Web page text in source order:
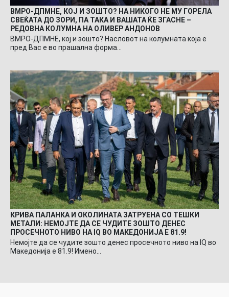
ВМРО-ДПМНЕ, КОЈ И ЗОШТО? НА НИКОГО НЕ МУ ГОРЕЛА
СВЕЌАТА ДО ЗОРИ, ПА ТАКА И ВАШАТА ЌЕ ЗГАСНЕ –
РЕДОВНА КОЛУМНА НА ОЛИВЕР АНДОНОВ
ВМРО-ДПМНЕ, кој и зошто? Насловот на колумната која е
пред Вас е во прашална форма…
КРИВА ПАЛАНКА И ОКОЛИНАТА ЗАТРУЕНА СО ТЕШКИ
МЕТАЛИ: НЕМОЈТЕ ДА СЕ ЧУДИТЕ ЗОШТО ДЕНЕС
ПРОСЕЧНОТО НИВО НА IQ ВО МАКЕДОНИЈА Е 81.9!
Немојте да се чудите зошто денес просечното ниво на IQ во
Македонија е 81.9! Имено…